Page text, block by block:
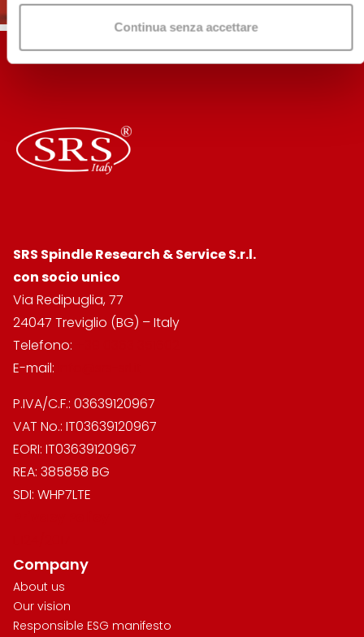
Continua senza accettare
SRS Spindle Research & ServiceS.r.l.
con socio unico
Via Redipuglia, 77
24047 Treviglio (BG) – Italy
Telefono:
E-mail:
P.IVA/C.F.: 03639120967
VAT No.: IT03639120967
EORI: IT03639120967
REA: 385858 BG
SDI: WHP7LTE
Company
About us
Our vision
Responsible ESG manifesto